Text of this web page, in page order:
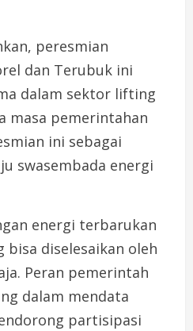
peresmian
dan Terubuk ini
dalam sektor lifting
masa pemerintahan
ini sebagai
swasembada energi
energi terbarukan
bisa diselesaikan oleh
Peran pemerintah
dalam mendata
partisipasi